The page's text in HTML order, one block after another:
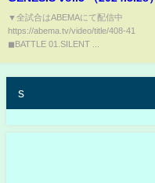
▼全試合はABEMAにて配信中
https://abema.tv/video/title/408-41
◼BATTLE 01.SILENT ...
s